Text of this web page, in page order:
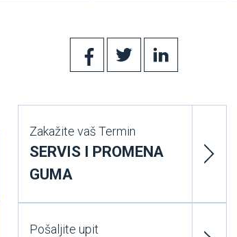
Zakažite vaš Termin
SERVIS I PROMENA
GUMA
Pošaljite upit